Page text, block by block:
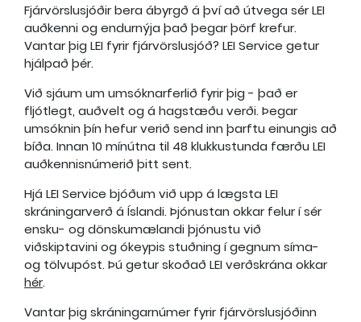
Fjárvörslusjóðir bera ábyrgð á því að útvega sér LEI
auðkenni og endurnýja það þegar þörf krefur.
Vantar þig LEI fyrir fjárvörslusjóð? LEI Service getur
hjálpað þér.
Við sjáum um umsóknarferlið fyrir þig - það er
fljótlegt, auðvelt og á hagstæðu verði. Þegar
umsóknin þín hefur verið send inn þarftu einungis að
bíða. Innan 10 mínútna til 48 klukkustunda færðu LEI
auðkennisnúmerið þitt sent.
Hjá LEI Service bjóðum við upp á lægsta LEI
skráningarverð á Íslandi. Þjónustan okkar felur í sér
ensku- og dönskumælandi þjónustu við
viðskiptavini og ókeypis stuðning í gegnum síma-
og tölvupóst. Þú getur skoðað LEI verðskrána okkar
hér.
Vantar þig skráningarnúmer fyrir fjárvörslusjóðinn